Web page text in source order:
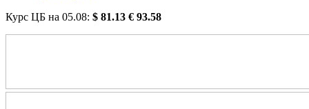
Курс ЦБ на 05.08: $ 81.13 € 93.58